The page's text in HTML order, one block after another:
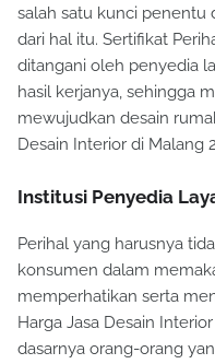
salah satu kunci penentu
dari hal itu. Sertifikat
ditangani oleh penyedia
hasil kerjanya, sehingga
mewujudkan desain
Desain Interior di Malang
Institusi Penyedia
Perihal yang harusnya
konsumen dalam
memperhatikan serta
Harga Jasa Desain
dasarnya orang-orang